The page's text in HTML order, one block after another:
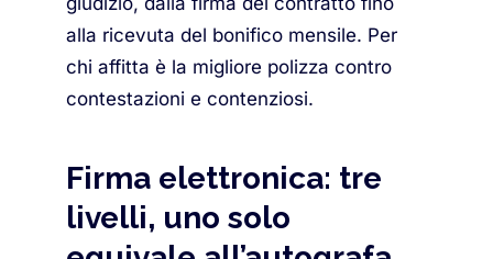
alla ricevuta del bonifico mensile. Per
chi affitta è la migliore polizza contro
contestazioni e contenziosi.
Firma elettronica: tre
livelli, uno solo